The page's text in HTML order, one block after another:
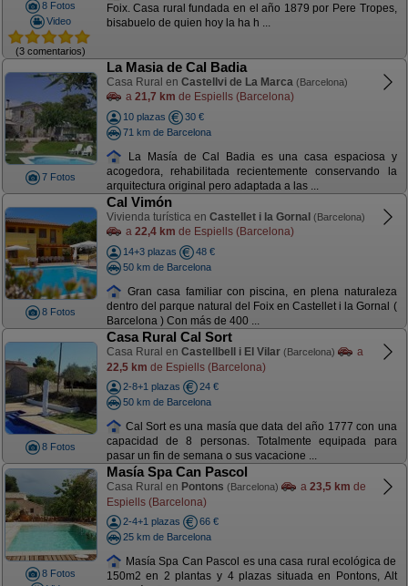
8 Fotos
Video
(3 comentarios)
Foix. Casa rural fundada en el año 1879 por Pere Tropes,
bisabuelo de quien hoy la ha h ...
7 Fotos
La Masia de Cal Badia
Casa Rural en Castellvi de La Marca (Barcelona)
a 21,7 km de Espiells (Barcelona)
10 plazas
30 €
71 km de Barcelona
La Masía de Cal Badia es una casa espaciosa y
acogedora, rehabilitada recientemente conservando la
arquitectura original pero adaptada a las ...
8 Fotos
Cal Vimón
Vivienda turística en Castellet i la Gornal (Barcelona)
a 22,4 km de Espiells (Barcelona)
14+3 plazas
48 €
50 km de Barcelona
Gran casa familiar con piscina, en plena naturaleza
dentro del parque natural del Foix en Castellet i la Gornal (
Barcelona ) Con más de 400 ...
8 Fotos
Casa Rural Cal Sort
Casa Rural en Castellbell i El Vilar (Barcelona)
a
22,5 km de Espiells (Barcelona)
2-8+1 plazas
24 €
50 km de Barcelona
Cal Sort es una masía que data del año 1777 con una
capacidad de 8 personas. Totalmente equipada para
pasar un fin de semana o sus vacacione ...
8 Fotos
Masía Spa Can Pascol
Casa Rural en Pontons (Barcelona) a 23,5 km de
Espiells (Barcelona)
2-4+1 plazas
66 €
25 km de Barcelona
Masía Spa Can Pascol es una casa rural ecológica de
150m2 en 2 plantas y 4 plazas situada en Pontons, Alt